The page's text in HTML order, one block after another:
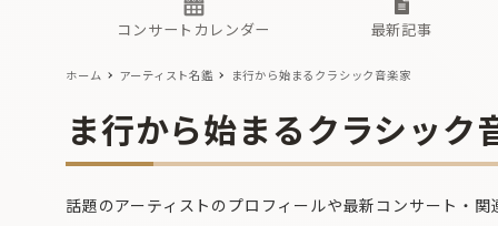
コンサートカレンダー 最新記事
古楽とそ
過去の連
現場のプ
無料ライ
あ か
ホーム アーティスト名鑑 ま行から始まるクラシック音楽家
ま行から始まるクラシック
話題のアーティストのプロフィールや最新コンサート・